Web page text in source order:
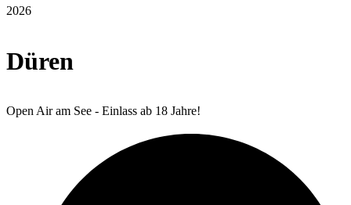
2026
Düren
Open Air am See - Einlass ab 18 Jahre!